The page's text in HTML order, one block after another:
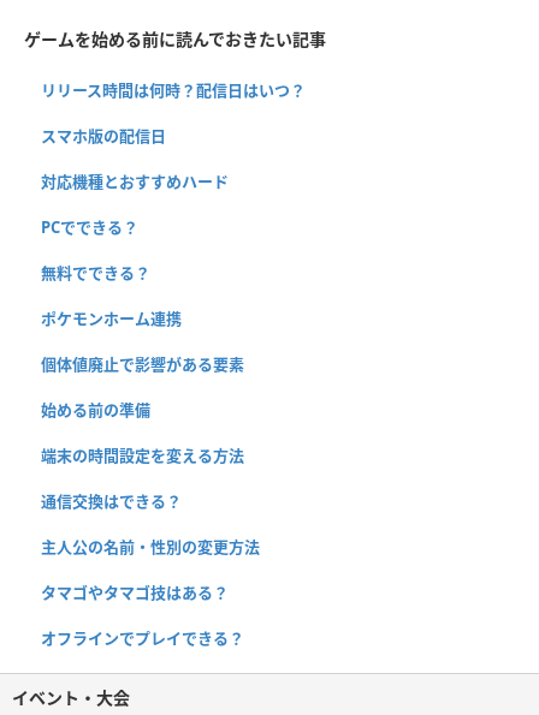
ゲームを始める前に読んでおきたい記事
リリース時間は何時？配信日はいつ？
スマホ版の配信日
対応機種とおすすめハード
PCでできる？
無料でできる？
ポケモンホーム連携
個体値廃止で影響がある要素
始める前の準備
端末の時間設定を変える方法
通信交換はできる？
主人公の名前・性別の変更方法
タマゴやタマゴ技はある？
オフラインでプレイできる？
イベント・大会